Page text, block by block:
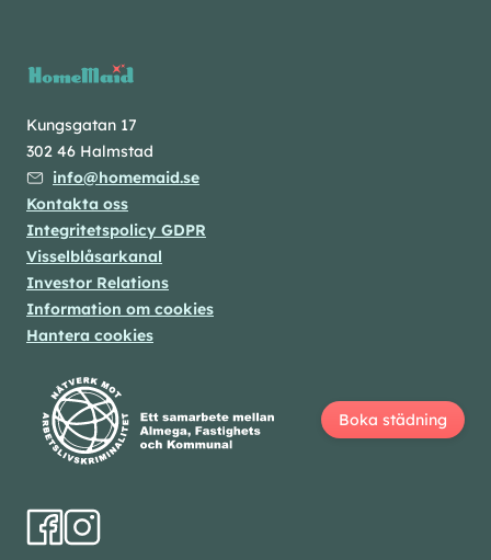
Kungsgatan 17
302 46 Halmstad
info@homemaid.se
Kontakta oss
Integritetspolicy GDPR
Visselblåsarkanal
Investor Relations
Information om cookies
Hantera cookies
Boka städning